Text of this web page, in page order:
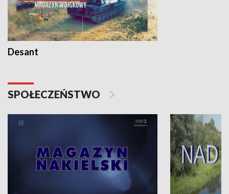
Desant
SPOŁECZEŃSTWO